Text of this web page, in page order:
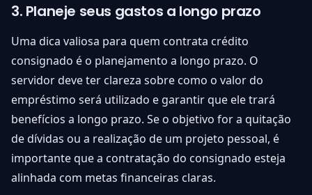
3. Planeje seus gastos a longo prazo
Uma dica valiosa para quem contrata crédito
consignado é o planejamento a longo prazo. O
servidor deve ter clareza sobre como o valor do
empréstimo será utilizado e garantir que ele trará
benefícios a longo prazo. Se o objetivo for a quitação
de dívidas ou a realização de um projeto pessoal, é
importante que a contratação do consignado esteja
alinhada com metas financeiras claras.